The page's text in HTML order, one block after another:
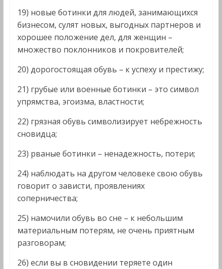
19) новые ботинки для людей, занимающихся
бизнесом, сулят новых, выгодных партнеров и
хорошее положение дел, для женщин –
множество поклонников и покровителей;
20) дорогостоящая обувь – к успеху и престижу;
21) грубые или военные ботинки – это символ
упрямства, эгоизма, властности;
22) грязная обувь символизирует небрежность
сновидца;
23) рваные ботинки – ненадежность, потери;
24) наблюдать на другом человеке свою обувь
говорит о зависти, проявлениях
соперничества;
25) намочили обувь во сне – к небольшим
материальным потерям, не очень приятным
разговорам;
26) если вы в сновидении теряете один